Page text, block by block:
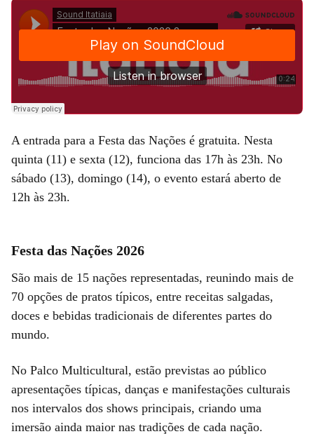
A entrada para a Festa das Nações é gratuita. Nesta
quinta (11) e sexta (12), funciona das 17h às 23h. No
sábado (13), domingo (14), o evento estará aberto de
12h às 23h.
Festa das Nações 2026
São mais de 15 nações representadas, reunindo mais de
70 opções de pratos típicos, entre receitas salgadas,
doces e bebidas tradicionais de diferentes partes do
mundo.
No Palco Multicultural, estão previstas ao público
apresentações típicas, danças e manifestações culturais
nos intervalos dos shows principais, criando uma
imersão ainda maior nas tradições de cada nação.